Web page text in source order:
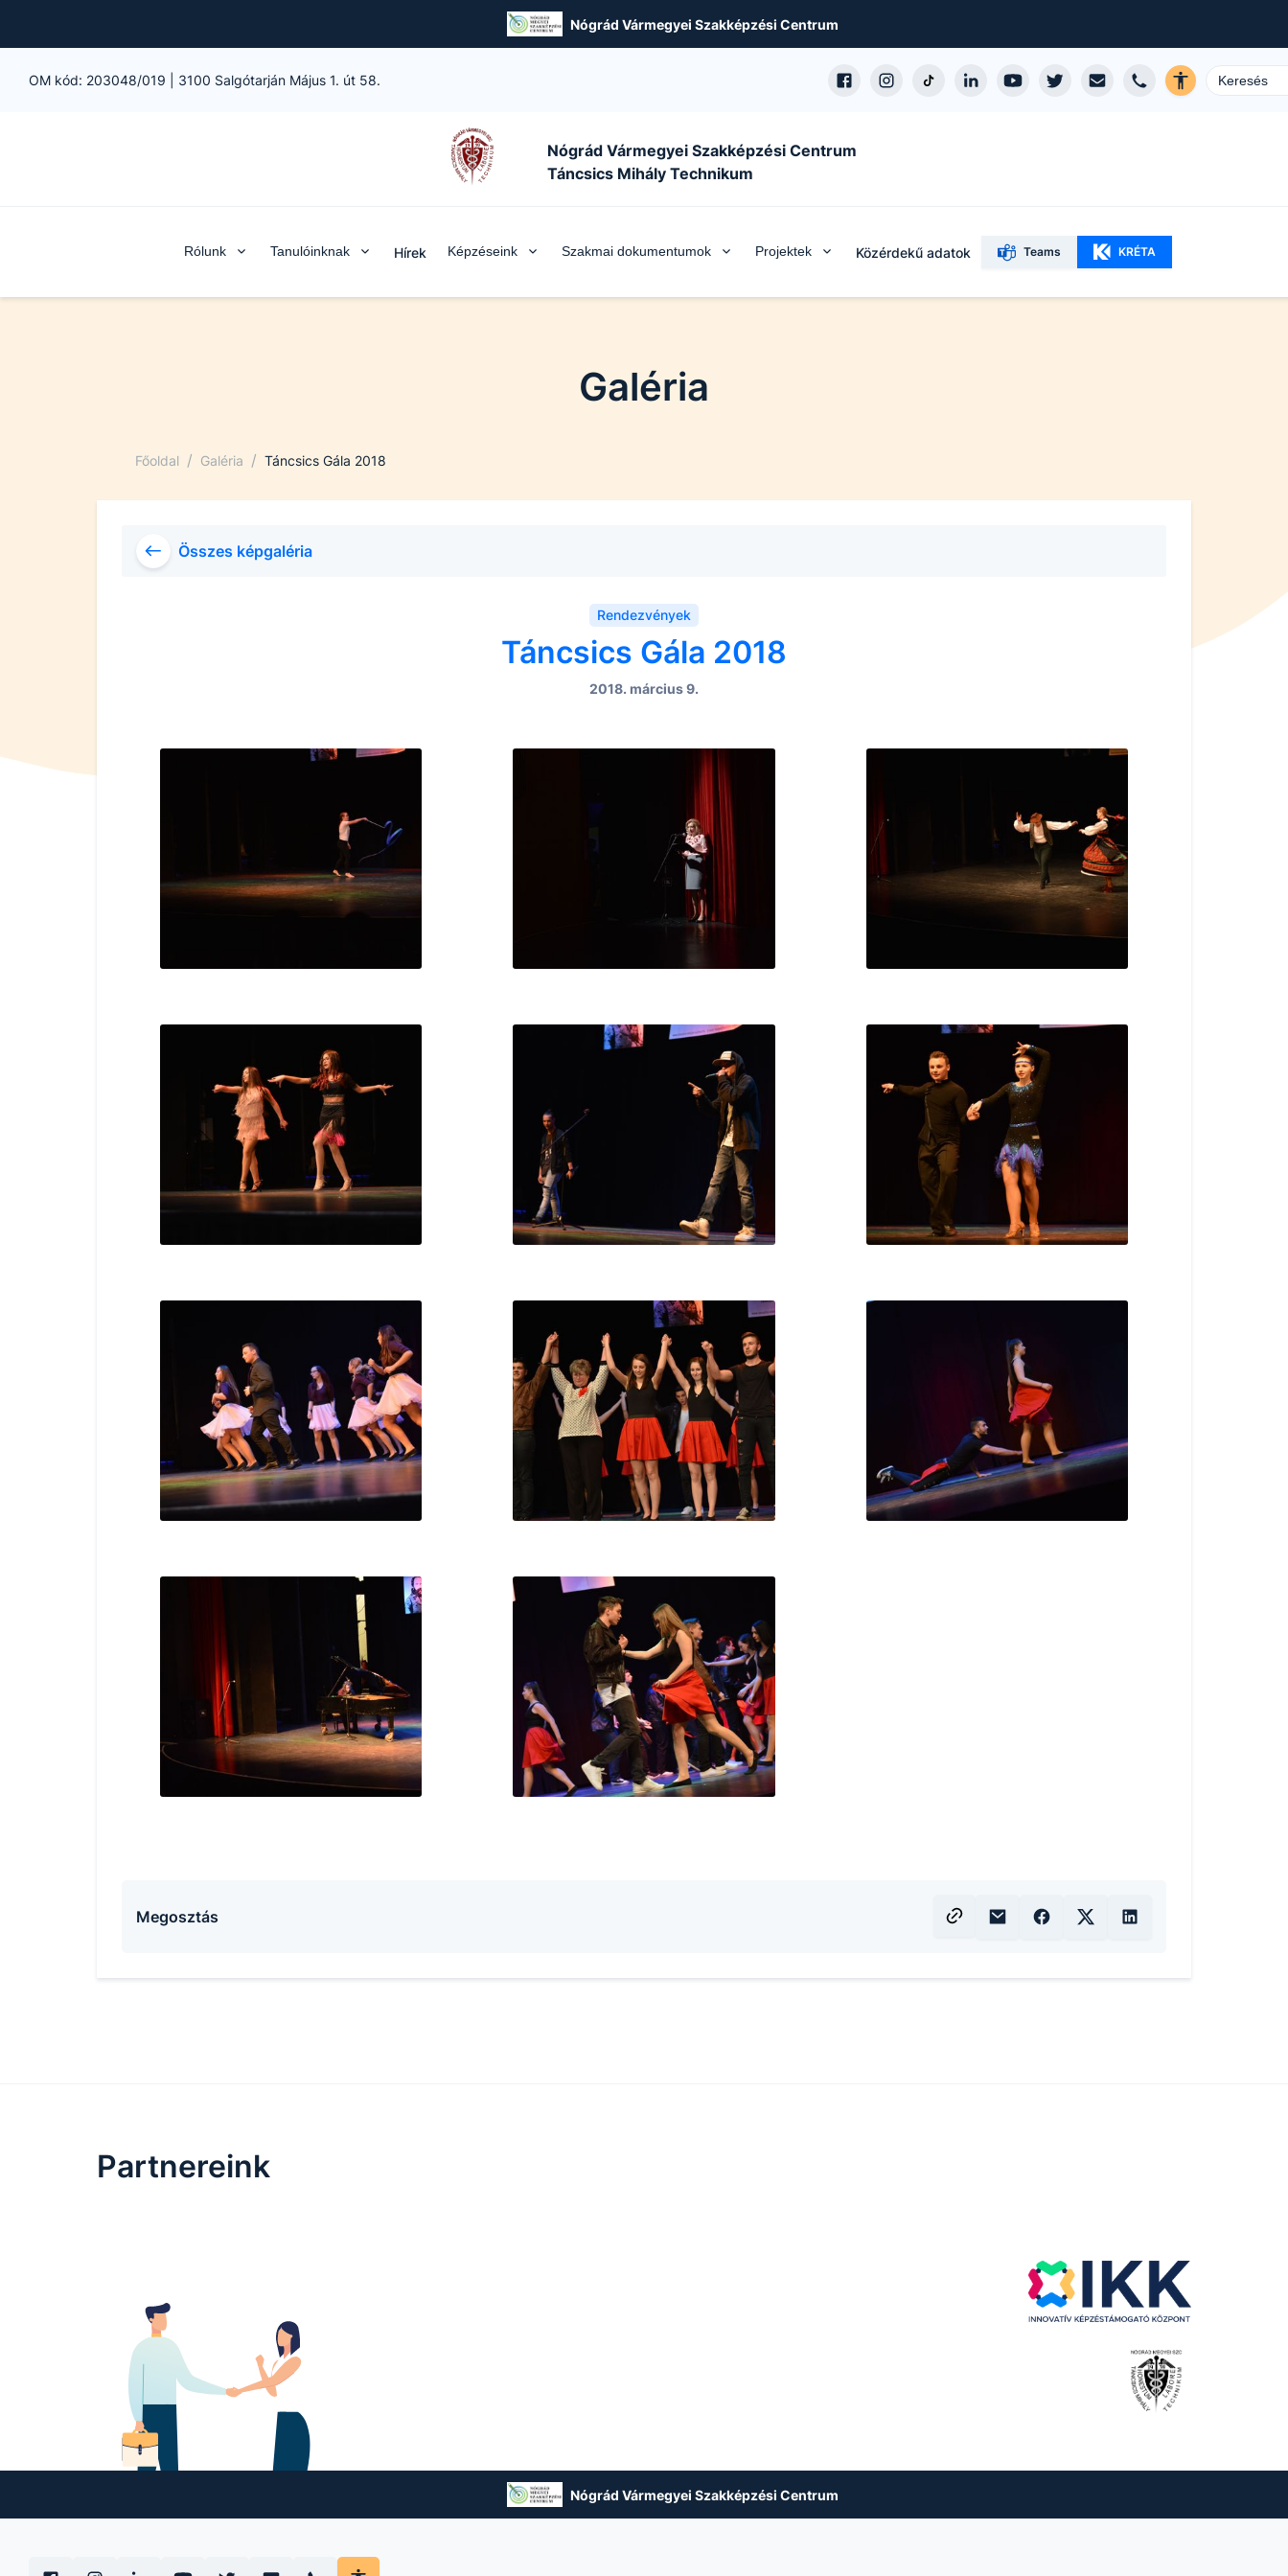
Nógrád Vármegyei Szakképzési Centrum
OM kód: 203048/019 3100 Salgótarján Május 1. út 58.
Nógrád Vármegyei Szakképzési Centrum
Táncsics Mihály Technikum
Rólunk Tanulóinknak Hírek Képzéseink Szakmai dokumentumok Projektek Közérdekű adatok Teams KRÉTA
Galéria
Főoldal / Galéria / Táncsics Gála 2018
Összes képgaléria
Rendezvények
Táncsics Gála 2018
2018. március 9.
Megosztás
Partnereink
Nógrád Vármegyei Szakképzési Centrum